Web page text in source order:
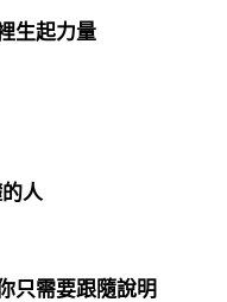
生起力量
人
只需要跟隨說明